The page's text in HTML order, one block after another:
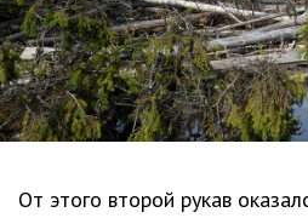
От этого второй рукав